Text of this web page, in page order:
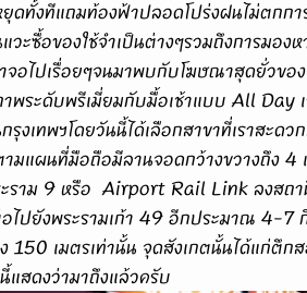
แวะซื้อของใช้จำเป็นต่างๆรวมถึงการมอ
จอไปเรื่อยๆจนมาพบกับโฆษณาสุดยั่วข
พระดับพรีเมี่ยมกับมื้อเช้าแบบ All Day
กรุงเทพฯโดยวันนี้ได้เลือกสาขาที่เราสะ
มแผนที่มือถือมีลานจอดกว้างขวางถึง
ราม 9 หรือ  Airport Rail Link ลงสถา
ไปยังพระรามเก้า 49 อีกประมาณ 4-7
150 เมตรเท่านั้น จุดสังเกตนั้นได้แก่ตึก
แสดงว่ามาถึงแล้วครับ